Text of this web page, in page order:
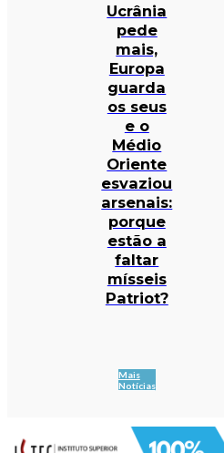
Ucrânia
pede
mais,
Europa
guarda
os seus
e o
Médio
Oriente
esvaziou
arsenais:
porque
estão a
faltar
mísseis
Patriot?
Mais
Notícias